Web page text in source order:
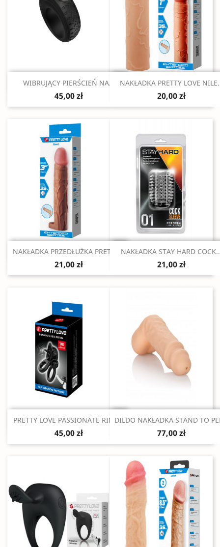
Szybki podgląd
WIBRUJĄCY PIERŚCIEŃ NA...
45,00 zł
Szybki podgląd
NAKŁADKA PRETTY LOVE
20,00 zł
Szybki podgląd
NAKŁADKA PRZEDŁUŻKA PRETTY...
21,00 zł
Szybki podgląd
NAKŁADKA STAY HARD
21,00 zł
Szybki podgląd
PRETTY LOVE PASSIONATE RING...
45,00 zł
Szybki podgląd
DILDO NAKŁADKA STAND TO
77,00 zł